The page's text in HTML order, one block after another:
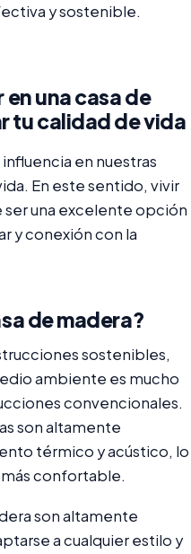
y sostenible.
una casa de
tu calidad de vida
en nuestras
En este sentido, vivir
ser una excelente opción
y conexión con la
de madera?
sostenibles,
ambiente es mucho
convencionales.
son altamente
térmico y acústico, lo
confortable.
son altamente
a cualquier estilo y